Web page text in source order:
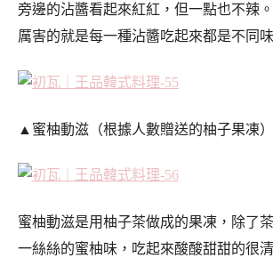
旁邊的沾醬看起來紅紅，但一點也不辣
厲害的就是每一種沾醬吃起來都是不同
▲蜜柚動滋（根據人數贈送的柚子果凍）
蜜柚動滋是用柚子茶做成的果凍，除了
一絲絲的蜜柚味，吃起來酸酸甜甜的很